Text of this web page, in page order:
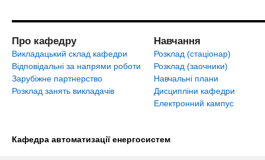
Про кафедру
Викладацький склад кафедри
Відповідальні за напрями роботи
Зарубіжне партнерство
Розклад занять викладачів
Навчання
Розклад (стаціонар)
Розклад (заочники)
Навчальні плани
Дисципліни кафедри
Електронний кампус
Кафедра автоматизації енергосистем